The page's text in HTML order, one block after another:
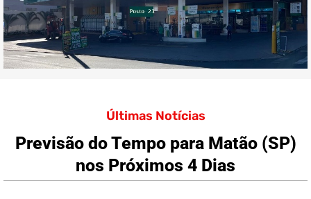
Últimas Notícias
Previsão do Tempo para Matão (SP)
nos Próximos 4 Dias